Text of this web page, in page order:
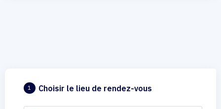
1 Choisir le lieu de rendez-vous